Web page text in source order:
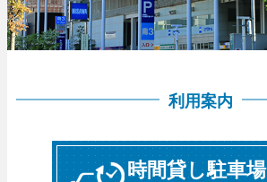
利用案内
時間貸し駐車場